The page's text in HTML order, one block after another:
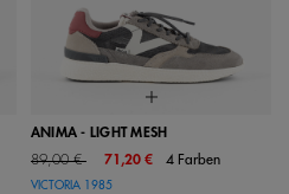
ANIMA - LIGHT MESH
Price reduced from
89,00 €to 71,20 € 4 Farben
VICTORIA 1985